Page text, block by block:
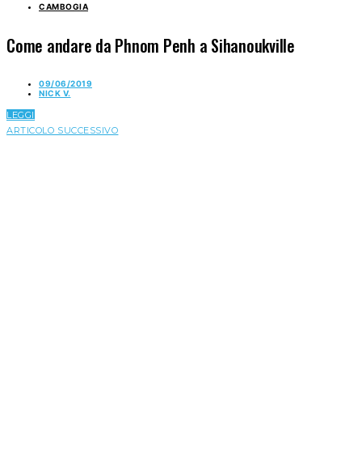
CAMBOGIA
Come andare da Phnom Penh a Sihanoukville
09/06/2019
NICK V.
LEGGI
ARTICOLO SUCCESSIVO